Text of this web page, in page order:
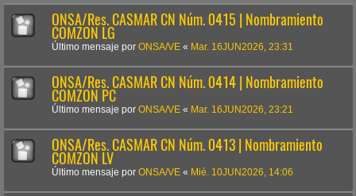
ONSA/Res. CASMAR CN Núm. 0415 | Nombramiento
COMZON LG
Último mensaje por ONSA/VE « Mar. 16JUN2026, 23:31
ONSA/Res. CASMAR CN Núm. 0414 | Nombramiento
COMZON PC
Último mensaje por ONSA/VE « Mar. 16JUN2026, 23:21
ONSA/Res. CASMAR CN Núm. 0413 | Nombramiento
COMZON LV
Último mensaje por ONSA/VE « Mié. 10JUN2026, 14:06